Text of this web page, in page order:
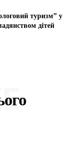
туризм” у
дітей